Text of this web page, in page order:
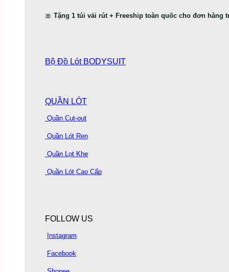
🎀 Tặng 1 túi vải rút + Freeship toàn quốc cho đơn hàng
Bộ Đồ Lót BODYSUIT
QUẦN LÓT
Quần Cut-out
Quần Lót Ren
Quần Lọt Khe
Quần Lót Cao Cấp
FOLLOW US
Instagram
Facebook